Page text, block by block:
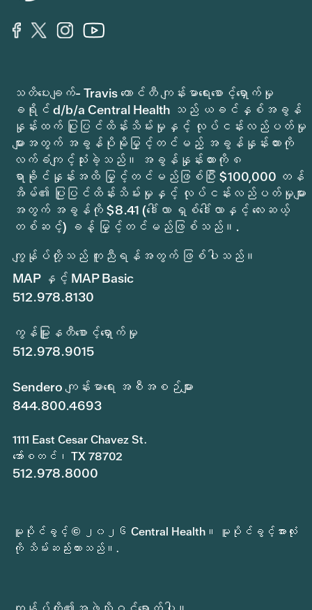
သတိပေးချက်- Travis ကောင်တီ ကျန်းမာရေးစောင့်ရှောက်မှု
ခရိုင် d/b/a Central Health သည် ယခင်နှစ်အခွန်
နှုန်းထက် ပြုပြင်ထိန်းသိမ်းမှုနှင့် လုပ်ငန်းလည်ပတ်မှု
များအတွက် အခွန်ပိုမိုမြှင့်တင်မည့် အခွန်နှုန်းထားကို
လက်ခံကျင့်သုံးခဲ့သည်။ အခွန်နှုန်းထားကို ၈
ရာခိုင်နှုန်းအထိ မြှင့်တင်မည်ဖြစ်ပြီး $100,000 တန်
အိမ်၏ ပြုပြင်ထိန်းသိမ်းမှုနှင့် လုပ်ငန်းလည်ပတ်မှုများ
အတွက် အခွန်ကို $8.41 (ဒေါ်လာ ရှစ်ဒေါ်လာနှင့် လေးဆယ့်
တစ်ဆင့်) ခန့် မြှင့်တင်မည်ဖြစ်သည်။.
ကျွန်ုပ်တို့သည် ကူညီရန်အတွက် ဖြစ်ပါသည်။
MAP နှင့် MAP Basic
512.978.8130
ကွန်မြူနတီစောင့်ရှောက်မှု
512.978.9015
Sendero ကျန်းမာရေး အစီအစဉ်များ
844.800.4693
1111 East Cesar Chavez St.
အော်စတင်၊ TX 78702
512.978.8000
မူပိုင်ခွင့် © ၂၀၂၆ Central Health။ မူပိုင်ခွင့်အားလုံး
ကို သိမ်းဆည်းထားသည်။.